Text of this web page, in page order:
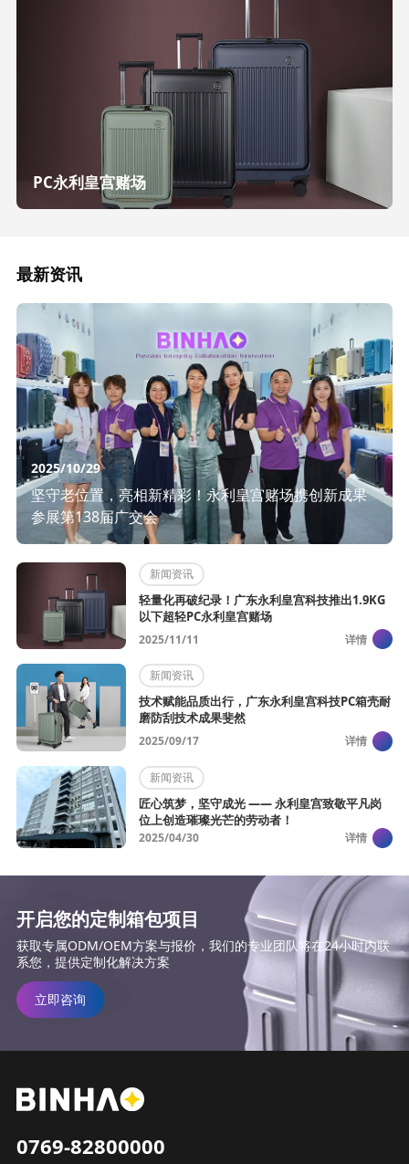
PC永利皇宫赌场
最新资讯
2025/10/29
坚守老位置，亮相新精彩！永利皇宫赌场携创新成果
参展第138届广交会
新闻资讯
轻量化再破纪录！广东永利皇宫科技推出1.9KG
以下超轻PC永利皇宫赌场
2025/11/11 详情
新闻资讯
技术赋能品质出行，广东永利皇宫科技PC箱壳耐
磨防刮技术成果斐然​ ​
2025/09/17 详情
新闻资讯
匠心筑梦，坚守成光 —— 永利皇宫致敬平凡岗
位上创造璀璨光芒的劳动者！
2025/04/30 详情
开启您的定制箱包项目
获取专属ODM/OEM方案与报价，我们的专业团队将在24小时内联
系您，提供定制化解决方案
立即咨询
0769-82800000